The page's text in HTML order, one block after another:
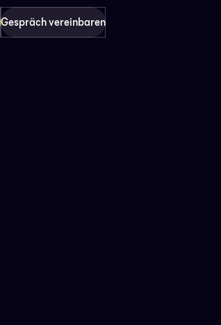
Gespräch vereinbaren